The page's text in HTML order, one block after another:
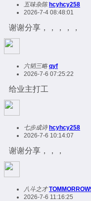
五味杂陈 hcyhcy258
2026-7-4 08:48:01
谢谢分享，，，，，
六韬三略 qyf
2026-7-6 07:25:22
给业主打工
七步成诗 hcyhcy258
2026-7-6 10:14:07
谢谢分享，，，
八斗之才
2026-7-6 11:16:25